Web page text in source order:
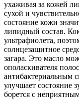
ухаживая за кожей
сухой и
состояние кожи
липидный состав.
ультрафиолета,
солнцезащитное
загара. Это масло
ополаскивателя
антибактериальным
улучшает состояние
борется с